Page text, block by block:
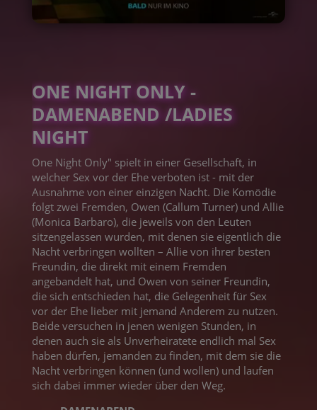
ONE NIGHT ONLY -
DAMENABEND /LADIES
NIGHT
One Night Only" spielt in einer Gesellschaft, in
welcher Sex vor der Ehe verboten ist - mit der
Ausnahme von einer einzigen Nacht. Die Komödie
folgt zwei Fremden, Owen (Callum Turner) und Allie
(Monica Barbaro), die jeweils von den Leuten
sitzengelassen wurden, mit denen sie eigentlich die
Nacht verbringen wollten – Allie von ihrer besten
Freundin, die direkt mit einem Fremden
angebandelt hat, und Owen von seiner Freundin,
die sich entschieden hat, die Gelegenheit für Sex
vor der Ehe lieber mit jemand Anderem zu nutzen.
Beide versuchen in jenen wenigen Stunden, in
denen auch sie als Unverheiratete endlich mal Sex
haben dürfen, jemanden zu finden, mit dem sie die
Nacht verbringen können (und wollen) und laufen
sich dabei immer wieder über den Weg.